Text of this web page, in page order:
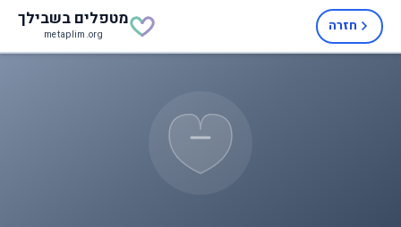
חזרה מטפלים בשבילך
metaplim.org